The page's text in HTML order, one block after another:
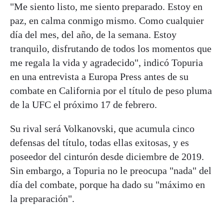
"Me siento listo, me siento preparado. Estoy en
paz, en calma conmigo mismo. Como cualquier
día del mes, del año, de la semana. Estoy
tranquilo, disfrutando de todos los momentos que
me regala la vida y agradecido", indicó Topuria
en una entrevista a Europa Press antes de su
combate en California por el título de peso pluma
de la UFC el próximo 17 de febrero.
Su rival será Volkanovski, que acumula cinco
defensas del título, todas ellas exitosas, y es
poseedor del cinturón desde diciembre de 2019.
Sin embargo, a Topuria no le preocupa "nada" del
día del combate, porque ha dado su "máximo en
la preparación".